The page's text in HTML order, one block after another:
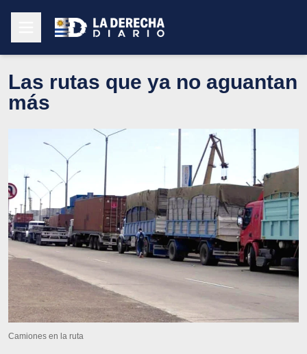
Las rutas que ya no aguantan
más
Camiones en la ruta